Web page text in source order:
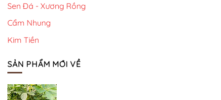
Sen Đá - Xương Rồng
Cẩm Nhung
Kim Tiền
SẢN PHẨM MỚI VỀ